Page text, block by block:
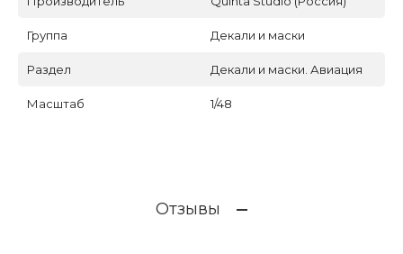
Группа Декали и маски
Раздел Декали и маски. Авиация
Масштаб 1/48
Отзывы